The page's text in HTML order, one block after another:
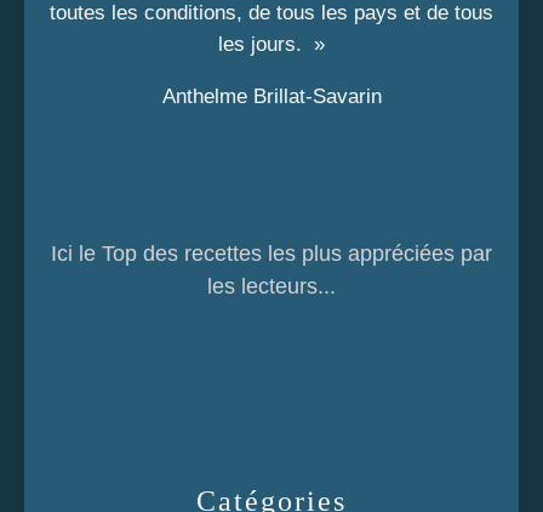
Catégories
toutes les conditions, de tous les pays et de tous
les jours. »
Anthelme Brillat-Savarin
Ici le Top des recettes les plus appréciées par
les lecteurs...